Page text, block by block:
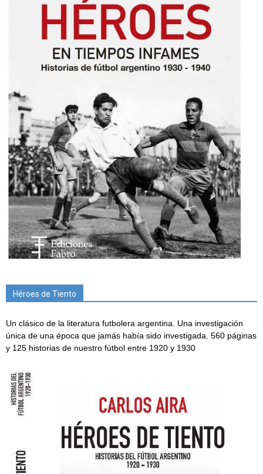
Héroes de Tiento
Un clásico de la literatura futbolera argentina. Una investigación
única de una época que jamás había sido investigada. 560 páginas
y 125 historias de nuestro fútbol entre 1920 y 1930